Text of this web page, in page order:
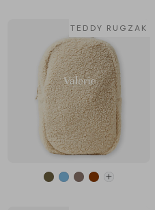
TEDDY RUGZAK